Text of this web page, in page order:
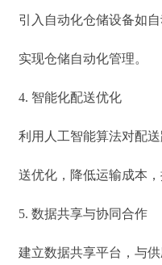
引入自动化仓储设备如
实现仓储自动化管理。
4. 智能化配送优化
利用人工智能算法对配
送优化，降低运输成本
5. 数据共享与协同合作
建立数据共享平台，与